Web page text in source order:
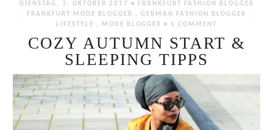
DIENSTAG, 3. OKTOBER 2017 •
FRANKFURT FASHION BLOGGER
, FRANKFURT MODE BLOGGER , GERMAN FASHION BLOGGER ,
LIFESTYLE , MODE BLOGGER • 1 COMMENT
COZY AUTUMN START &
SLEEPING TIPPS